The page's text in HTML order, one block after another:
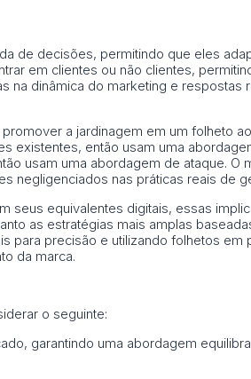
de decisões, permitindo que eles
em clientes ou não clientes,
na dinâmica do marketing e respostas
a jardinagem em um folheto
existentes, então usam uma
usam uma abordagem de ataque. O
negligenciados nas práticas reais de
seus equivalentes digitais, essas
as estratégias mais amplas
para precisão e utilizando folhetos em
da marca.
o seguinte:
garantindo uma abordagem